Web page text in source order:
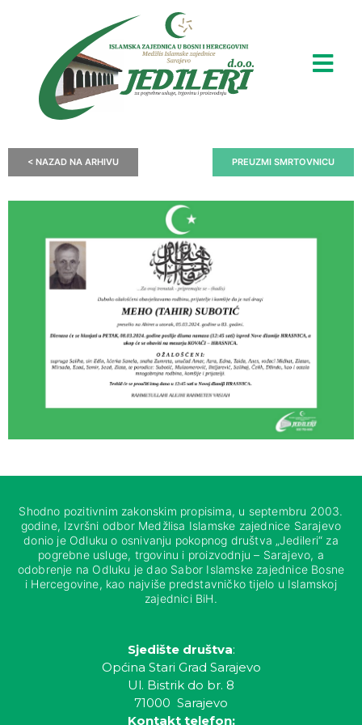
< NAZAD NA ARHIVU PREUZMI SMRTOVNICU
Shodno pozitivnim zakonskim propisima, u septembru 2003.
godine, Izvršni odbor Medžlisa Islamske zajednice Sarajevo
donio je Odluku o osnivanju pokopnog društva „Jedileri“ za
pogrebne usluge, trgovinu i proizvodnju – Sarajevo, a
odobrenje na Odluku je dao Sabor Islamske zajednice Bosne
i Hercegovine, kao najviše predstavničko tijelo u Islamskoj
zajednici BiH.
Sjedište društva:
Općina Stari Grad Sarajevo
Ul. Bistrik do br. 8
71000 Sarajevo
Kontakt telefon: